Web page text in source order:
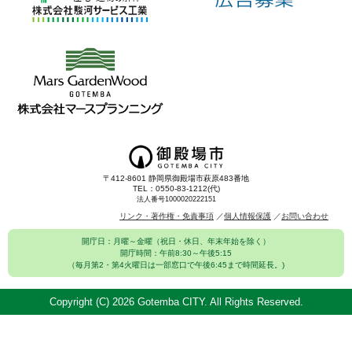
〒412-8601 静岡県御殿場市萩原483番地
TEL：0550-83-1212(代)
法人番号1000020222151
リンク・著作権・免責事項 個人情報保護 お問い合わせ
開庁日：月曜～金曜（祝日・休日、年末年始を除く）
開庁時間：午前8:30～午後5:15
（毎月第2・第4火曜日は一部窓口で午後6:45まで時間延長。)
Copyright (C) 2026 Gotemba CITY. All Rights Reserved.